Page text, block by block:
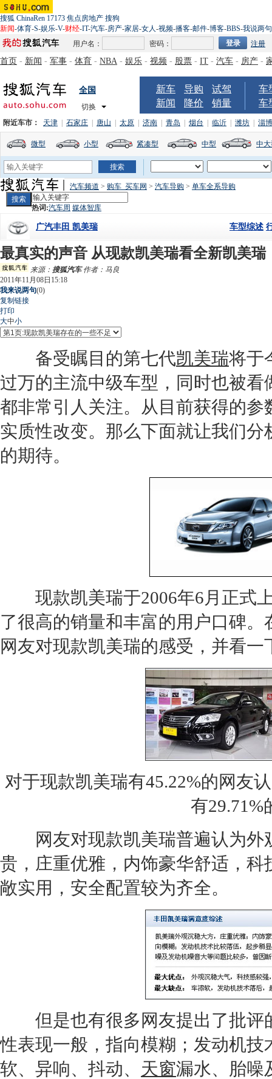
搜狐 ChinaRen 17173 焦点房地产 搜狗
新闻-体育-S-娱乐-V-财经-IT-汽车-房产-家居-女人-视频-播客-邮件-博客-BBS-我说两句
用户名：
密码： 注册
首页 - 新闻 - 军事 - 体育 - NBA - 娱乐 - 视频 - 股票 - IT - 汽车 - 房产 -
全国
切换
新车 导购
试驾
新闻
降价 销量
车
车
附近车市： 天津 石家庄 唐山 太原 济南 青岛 烟台 临沂 潍坊 淄博
微型 小型 紧凑型 中型 中
汽车频道 > 购车_买车网 > 汽车导购 > 单车全系导购
热词:汽车周 媒体智库
车型综述
广汽丰田 凯美瑞
最真实的声音 从现款凯美瑞看全新凯美瑞
来源： 搜狐汽车作者：马良
2011年11月08日15:18
我来说两句(0)
复制链接
打印
大中小
备受瞩目的第七代凯美瑞将于
过万的主流中级车型，同时也被看
都非常引人关注。从目前获得的参
实质性改变。那么下面就让我们分
的期待。
现款凯美瑞于2006年6月正式
了很高的销量和丰富的用户口碑
网友对现款凯美瑞的感受，并看一
对于现款凯美瑞有45.22%的网友
有29.71%
网友对现款凯美瑞普遍认为外
贵，庄重优雅，内饰豪华舒适，
敞实用，安全配置较为齐全。
但是也有很多网友提出了批评
性表现一般，指向模糊；发动机
软、异响、抖动、 天窗漏水、胎噪